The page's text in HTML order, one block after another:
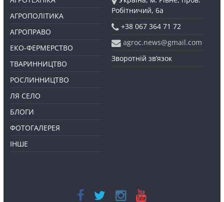
АГРОПОЛІТИКА
АГРОПРАВО
ЕКО-ФЕРМЕРСТВО
ТВАРИННИЦТВО
РОСЛИННИЦТВО
ЛЯ СЕЛО
БЛОГИ
ФОТОГАЛЕРЕЯ
ІНШЕ
Робітничий, 6а
+38 067 364 71 72
agroc.news@gmail.com
Зворотній зв’язок